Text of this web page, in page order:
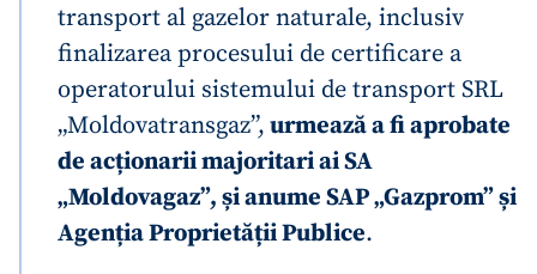
transport al gazelor naturale, inclusiv
finalizarea procesului de certificare a
operatorului sistemului de transport SRL
„Moldovatransgaz”,urmează a fi aprobate
de acționarii majoritari ai SA
„Moldovagaz”, și anume SAP „Gazprom” și
Agenția Proprietății Publice.